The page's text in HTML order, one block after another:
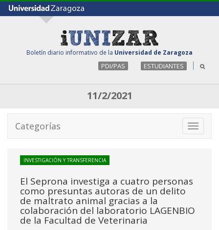
Boletín diario informativo de la Universidad de Zaragoza
PDI/PAS ESTUDIANTES
11/2/2021
Toggle
Categorías
INVESTIGACIÓN Y TRANSFERENCIA
El Seprona investiga a cuatro personas
como presuntas autoras de un delito
de maltrato animal gracias a la
colaboración del laboratorio LAGENBIO
de la Facultad de Veterinaria